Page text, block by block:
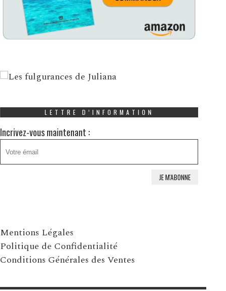
LETTRE D’INFORMATION
Incrivez-vous maintenant :
Mentions Légales
Politique de Confidentialité
Conditions Générales des Ventes